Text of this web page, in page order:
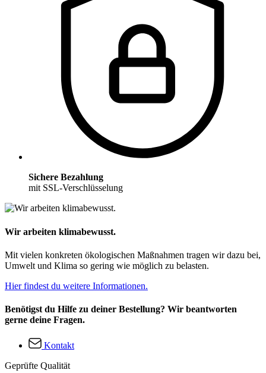
Sichere Bezahlung
mit SSL-Verschlüsselung
Wir arbeiten klimabewusst.
Mit vielen konkreten ökologischen Maßnahmen tragen wir dazu bei,
Umwelt und Klima so gering wie möglich zu belasten.
Hier findest du weitere Informationen.
Benötigst du Hilfe zu deiner Bestellung? Wir beantworten
gerne deine Fragen.
Kontakt
Geprüfte Qualität